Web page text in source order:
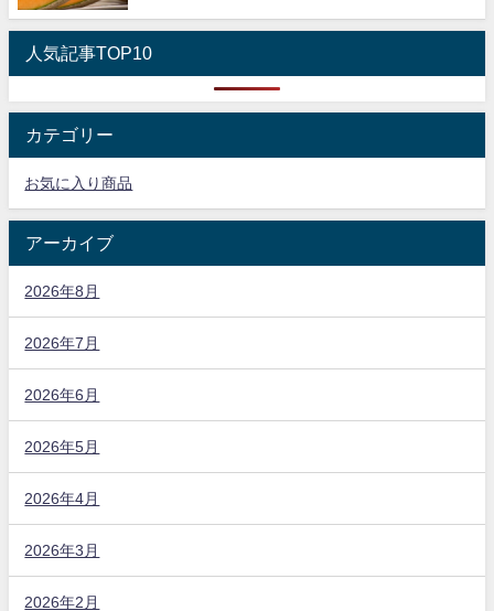
人気記事TOP10
カテゴリー
お気に入り商品
アーカイブ
2026年8月
2026年7月
2026年6月
2026年5月
2026年4月
2026年3月
2026年2月